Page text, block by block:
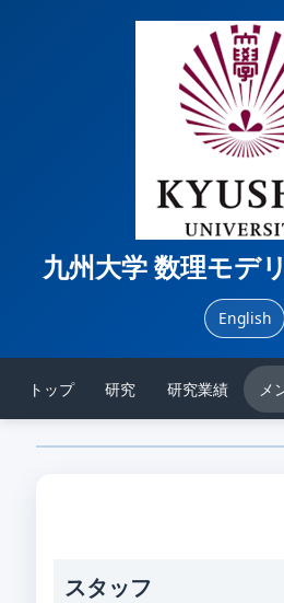
九州大学 数理モデ
English
トップ 研究 研究業績 メ
スタッフ